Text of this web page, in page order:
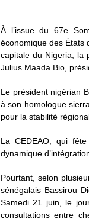
À l’issue du 67e
économique des États
capitale du Nigeria, la
Julius Maada Bio,
Le président nigérian
à son homologue
pour la stabilité
La CEDEAO, qui
dynamique
Pourtant, selon
sénégalais Bassirou
Samedi 21 juin, le
consultations entre